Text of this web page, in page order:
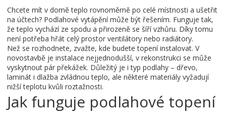
Chcete mít v domě teplo rovnoměrně po celé místnosti a ušetřit
na účtech? Podlahové vytápění může být řešením. Funguje tak,
že teplo vychází ze spodu a přirozeně se šíří vzhůru. Díky tomu
není potřeba hřát celý prostor ventilátory nebo radiátory.
Než se rozhodnete, zvažte, kde budete topení instalovat. V
novostavbě je instalace nejjednodušší, v rekonstrukci se může
vyskytnout pár překážek. Důležitý je i typ podlahy – dřevo,
laminát i dlažba zvládnou teplo, ale některé materiály vyžadují
nižší teplotu kvůli roztažnosti.
Jak funguje podlahové topení